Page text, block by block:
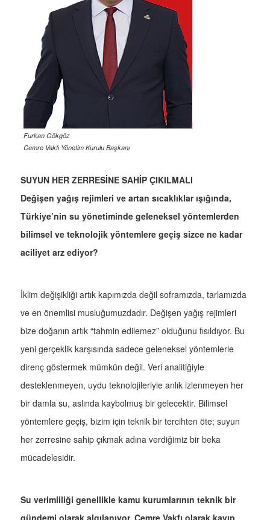
Furkan Gökgöz
Cemre Vakfı Yönetim Kurulu Başkanı
SUYUN HER ZERRESİNE SAHİP ÇIKILMALI
Değişen yağış rejimleri ve artan sıcaklıklar ışığında,
Türkiye’nin su yönetiminde geleneksel yöntemlerden
bilimsel ve teknolojik yöntemlere geçiş sizce ne kadar
aciliyet arz ediyor?
İklim değişikliği artık kapımızda değil soframızda, tarlamızda
ve en önemlisi musluğumuzdadır. Değişen yağış rejimleri
bize doğanın artık “tahmin edilemez” olduğunu fısıldıyor. Bu
yeni gerçeklik karşısında sadece geleneksel yöntemlerle
direnç göstermek mümkün değil. Veri analitiğiyle
desteklenmeyen, uydu teknolojileriyle anlık izlenmeyen her
bir damla su, aslında kaybolmuş bir gelecektir. Bilimsel
yöntemlere geçiş, bizim için teknik bir tercihten öte; suyun
her zerresine sahip çıkmak adına verdiğimiz bir beka
mücadelesidir.
Su verimliliği genellikle kamu kurumlarının teknik bir